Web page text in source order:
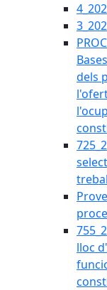
dels
lloc